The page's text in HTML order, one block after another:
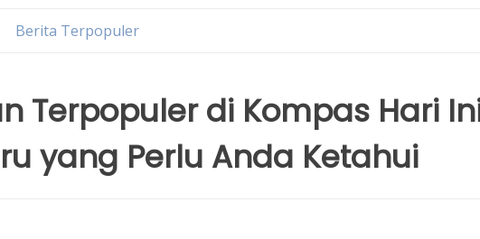
Berita Terpopuler
Terpopuler di Kompas Hari
yang Perlu Anda Ketahui